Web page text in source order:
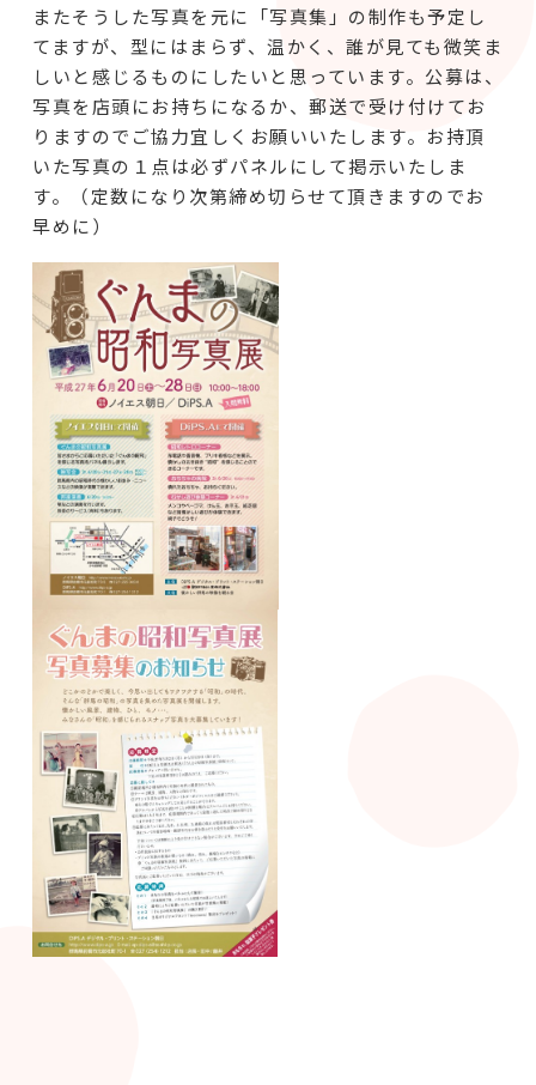
またそうした写真を元に「写真集」の制作も予定し
てますが、型にはまらず、温かく、誰が見ても微笑ま
しいと感じるものにしたいと思っています。公募は、
写真を店頭にお持ちになるか、郵送で受け付けてお
りますのでご協力宜しくお願いいたします。お持頂
いた写真の１点は必ずパネルにして掲示いたしま
す。（定数になり次第締め切らせて頂きますのでお
早めに）